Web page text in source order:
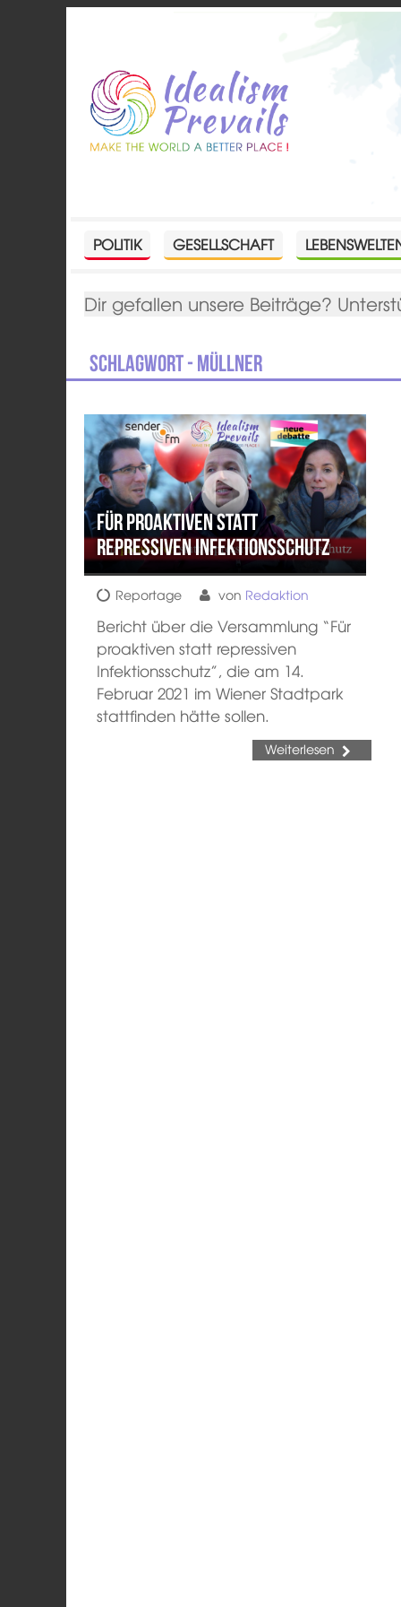
POLITIK GESELLSCHAFT
Dir gefallen unsere Beiträge?
Schlagwort - Müllner
Für proaktiven statt
repressiven Infektionsschutz
Reportage von Redaktion
Bericht über die Versammlung “Für
proaktiven statt repressiven
Infektionsschutz”, die am 14.
Februar 2021 im Wiener Stadtpark
stattfinden hätte sollen.
Weiterlesen